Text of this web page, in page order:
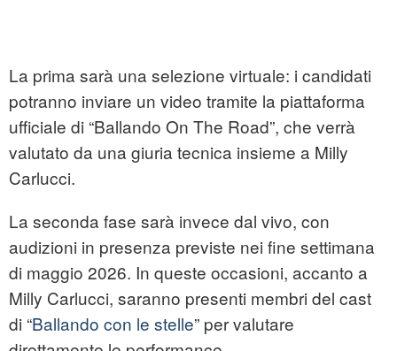
La prima sarà una selezione virtuale: i candidati
potranno inviare un video tramite la piattaforma
ufficiale di “Ballando On The Road”, che verrà
valutato da una giuria tecnica insieme a Milly
Carlucci.
La seconda fase sarà invece dal vivo, con
audizioni in presenza previste nei fine settimana
di maggio 2026. In queste occasioni, accanto a
Milly Carlucci, saranno presenti membri del cast
di “Ballando con le stelle” per valutare